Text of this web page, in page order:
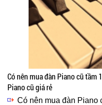
Có nên mua đàn Piano cũ
Piano cũ giá rẻ
Có nên mua đàn Piano